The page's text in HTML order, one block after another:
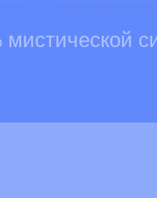
мистической